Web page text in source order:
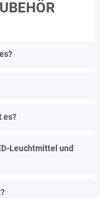
es?
Leuchtmittel und